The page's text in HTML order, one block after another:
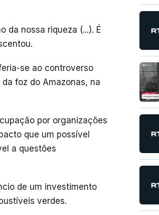
da nossa riqueza (...). É
se ao controverso
foz do Amazonas, na
por organizações
que um possível
a questões
de um investimento
verdes.